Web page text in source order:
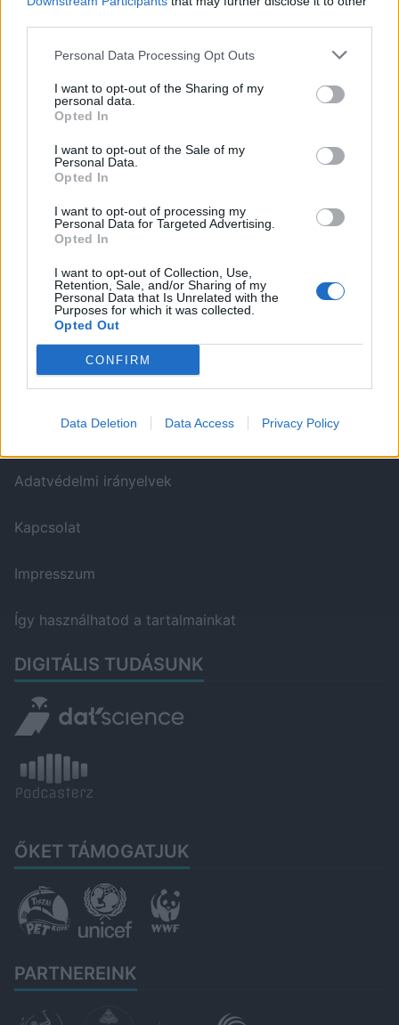
Personal Data Processing Opt Outs
I want to opt-out of the Sharing of my
personal data.
Opted In
I want to opt-out of the Sale of my
Personal Data.
Opted In
I want to opt-out of processing my
Personal Data for Targeted Advertising.
Opted In
I want to opt-out of Collection, Use,
Retention, Sale, and/or Sharing of my
Personal Data that Is Unrelated with the
Purposes for which it was collected.
Opted Out
CONFIRM
Data Deletion Data Access Privacy Policy
C: 3386 Sarud, Jókai utca 12.
F:
https://www.facebook.com/elmenyfalu
.hu
ITT IS FENT VAGYUNK
Adatvédelmi irányelvek
Kapcsolat
Impresszum
Így használhatod a tartalmainkat
DIGITÁLIS TUDÁSUNK
ŐKET TÁMOGATJUK
PARTNEREINK